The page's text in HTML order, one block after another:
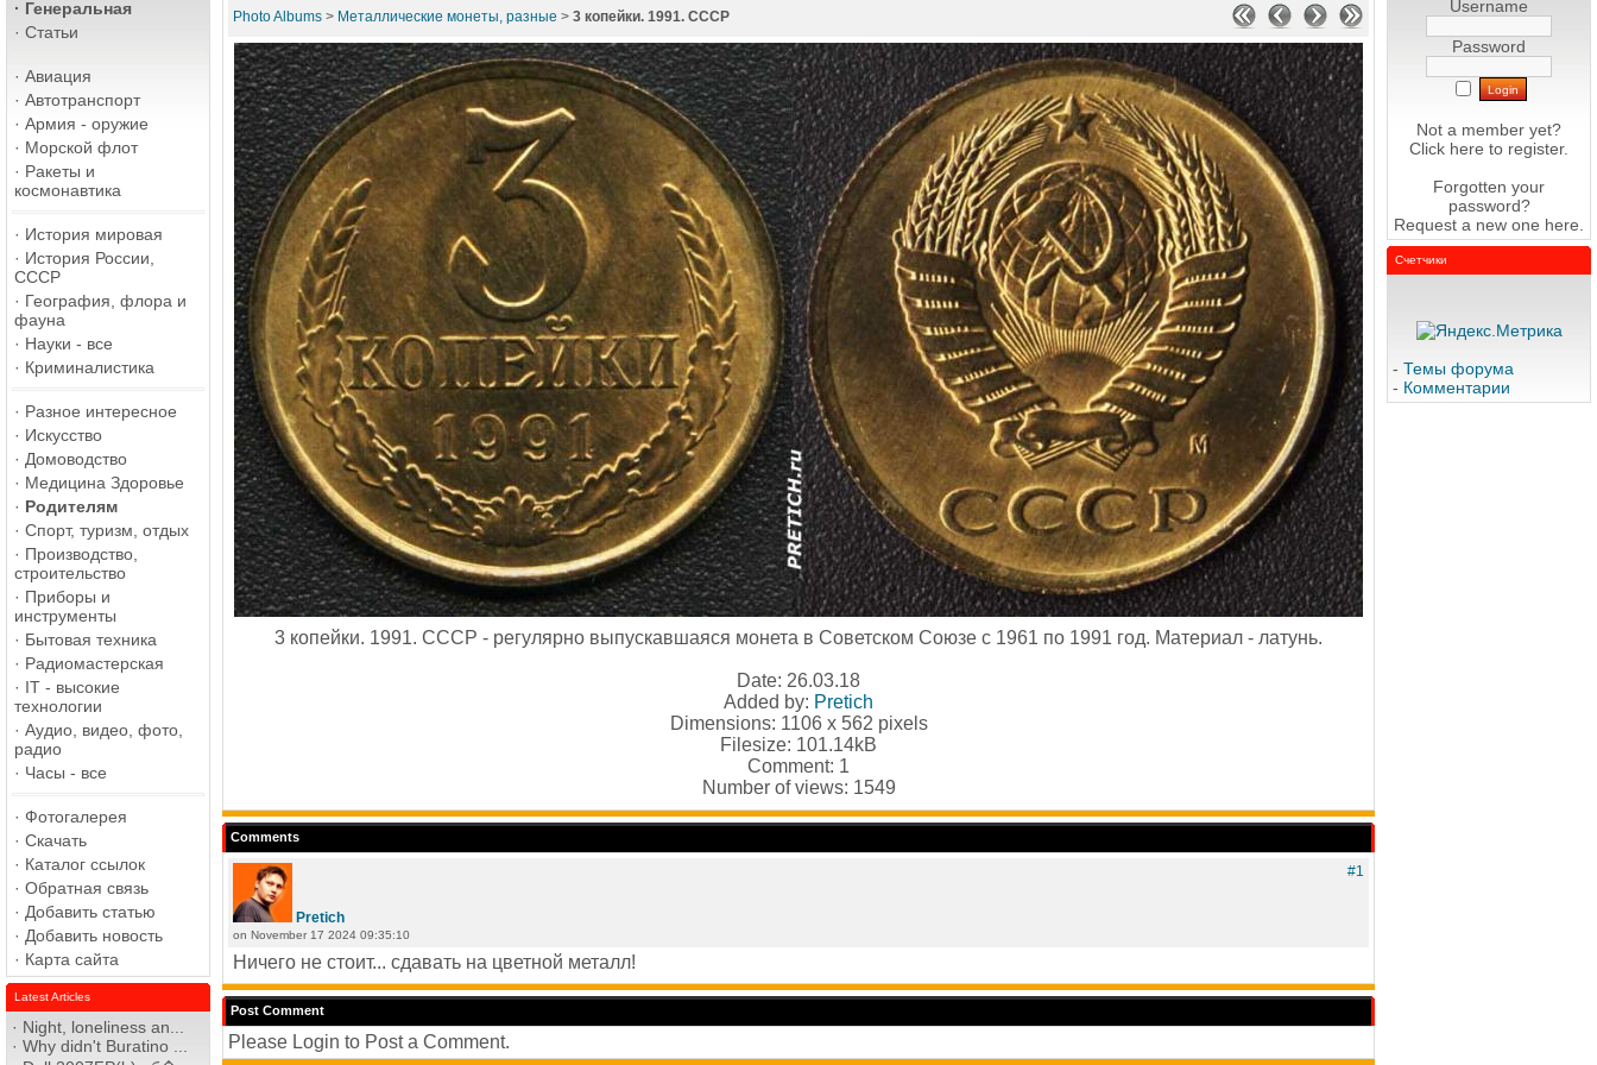
· Генеральная
· Статьи
· Авиация
· Автотранспорт
· Армия - оружие
· Морской флот
· Ракеты и
космонавтика
· История мировая
· История России,
СССР
· География, флора и
фауна
· Науки - все
· Криминалистика
· Разное интересное
· Искусство
· Домоводство
· Медицина Здоровье
· Родителям
· Спорт, туризм, отдых
· Производство,
строительство
· Приборы и
инструменты
· Бытовая техника
· Радиомастерская
· IT - высокие
технологии
· Аудио, видео, фото,
радио
· Часы - все
· Фотогалерея
· Скачать
· Каталог ссылок
· Обратная связь
· Добавить статью
· Добавить новость
· Карта сайта
Latest Articles
· Night, loneliness an...
· Why didn't Buratino ...
Photo Albums > Металлические монеты, разные > 3 копейки. 1991. СССР
3 копейки. 1991. СССР - регулярно выпускавшаяся монета в Советском Союзе с 1961 по 1991 год. Материал - латунь.
Date: 26.03.18
Added by: Pretich
Dimensions: 1106 x 562 pixels
Filesize: 101.14kB
Comment: 1
Number of views: 1549
Comments
#1
Pretich
on November 17 2024 09:35:10
Ничего не стоит... сдавать на цветной металл!
Post Comment
Please Login to Post a Comment.
Username
Password
Not a member yet?
Click here to register.
Forgotten your
password?
Request a new one here
Счетчики
- Темы форума
- Комментарии